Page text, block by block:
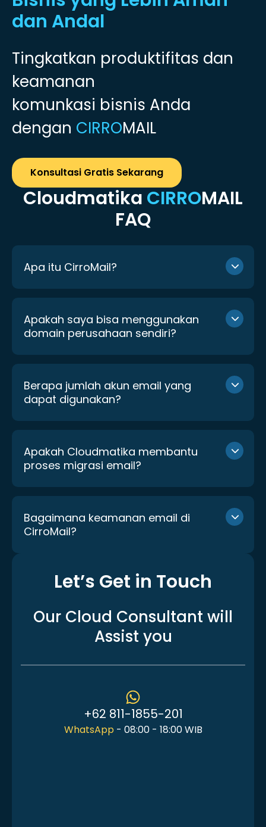
dan Andal
Tingkatkan produktifitas dan
keamanan
komunkasi bisnis Anda
dengan CIRROMAIL
Konsultasi Gratis Sekarang
Cloudmatika CIRROMAIL
FAQ
Apa itu CirroMail?
Apakah saya bisa menggunakan
domain perusahaan sendiri?
Berapa jumlah akun email yang
dapat digunakan?
Apakah Cloudmatika membantu
proses migrasi email?
Bagaimana keamanan email di
CirroMail?
Let’s Get in Touch
Our Cloud Consultant will
Assist you
+62 811-1855-201
WhatsApp - 08:00 - 18:00 WIB